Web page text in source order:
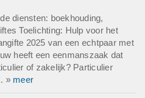
diensten: boekhouding,
Toelichting: Hulp voor het
2025 van een echtpaar met
heeft een eenmanszaak dat
of zakelijk? Particulier
» meer